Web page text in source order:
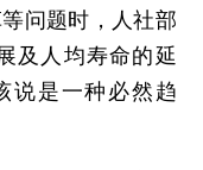
问题时，人社部
及人均寿命的延
说是一种必然趋